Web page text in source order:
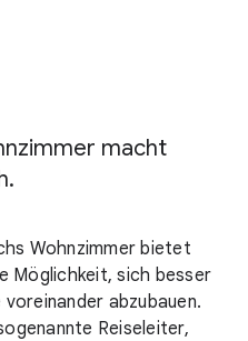
macht
Wohnzimmer bietet
Möglichkeit, sich besser
abzubauen.
Reiseleiter,